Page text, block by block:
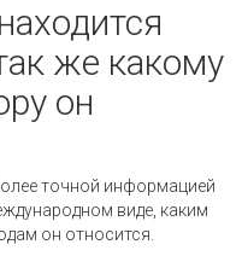
же какому
он
точной информацией
виде, каким
он относится.